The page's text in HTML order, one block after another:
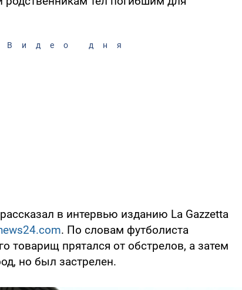
Видео дня
в интервью изданию La Gazzetta
. По словам футболиста
товарищ прятался от обстрелов, а затем
но был застрелен.